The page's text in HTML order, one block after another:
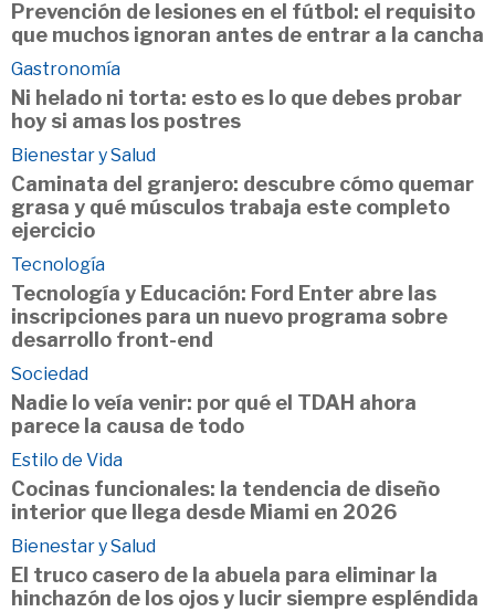
Prevención de lesiones en el fútbol: el requisito
que muchos ignoran antes de entrar a la cancha
Gastronomía
Ni helado ni torta: esto es lo que debes probar
hoy si amas los postres
Bienestar y Salud
Caminata del granjero: descubre cómo quemar
grasa y qué músculos trabaja este completo
ejercicio
Tecnología
Tecnología y Educación: Ford Enter abre las
inscripciones para un nuevo programa sobre
desarrollo front-end
Sociedad
Nadie lo veía venir: por qué el TDAH ahora
parece la causa de todo
Estilo de Vida
Cocinas funcionales: la tendencia de diseño
interior que llega desde Miami en 2026
Bienestar y Salud
El truco casero de la abuela para eliminar la
hinchazón de los ojos y lucir siempre espléndida